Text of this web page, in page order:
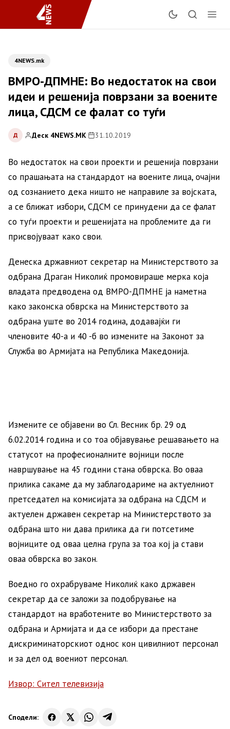
4NEWS.mk
ВМРО-ДПМНЕ: Во недостаток на свои
идеи и решенија поврзани за воените
лица, СДСМ се фалат со туѓи
Д Деск 4NEWS.MK| 31.10.2019
Во недостаток на свои проекти и решенија поврзани
со прашањата на стандардот на воените лица, очајни
од сознанието дека ништо не направиле за војската,
а се ближат избори, СДСМ се принудени да се фалат
со туѓи проекти и решенијата на проблемите да ги
присвојуваат како свои.
Денеска државниот секретар на Министерството за
одбрана Драган Николиќ промовираше мерка која
владата предводена од ВМРО-ДПМНЕ ја наметна
како законска обврска на Министерството за
одбрана уште во 2014 година, додавајќи ги
членовите 40-а и 40 -б во измените на Законот за
Служба во Армијата на Република Македонија.
Измените се објавени во Сл. Весник бр. 29 од
6.02.2014 година и со тоа објавување решавањето на
статусот на професионалните војници после
навршување на 45 години стана обврска. Во оваа
прилика сакаме да му заблагодариме на актуелниот
претседател на комисијата за одбрана на СДСМ и
актуелен државен секретар на Министерството за
одбрана што ни дава прилика да ги потсетиме
војниците од оваа целна група за тоа кој ја стави
оваа обврска во закон.
Воедно го охрабруваме Николиќ како државен
секретар да се заложи за подобрување на
стандардот на вработените во Министерството за
одбрана и Армијата и да се избори да престане
дискриминаторскиот однос кон цивилниот персонал
и за дел од воениот персонал.
Извор: Сител телевизија
Сподели: